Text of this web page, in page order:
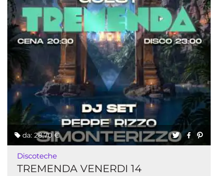
da: 28,70 €
Discoteche
TREMENDA VENERDI 14